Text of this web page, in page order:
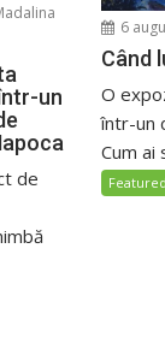
un
de
6
Când
O
într-un
Cum ai
Featured